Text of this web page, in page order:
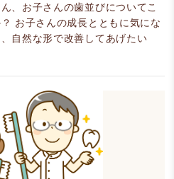
、お子さんの歯並びについてこ
お子さんの成長とともに気にな
自然な形で改善してあげたい